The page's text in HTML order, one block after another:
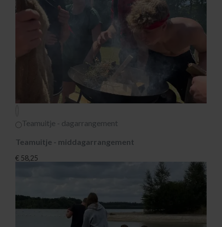
Teamuitje - dagarrangement
Teamuitje - middagarrangement
€ 58,25